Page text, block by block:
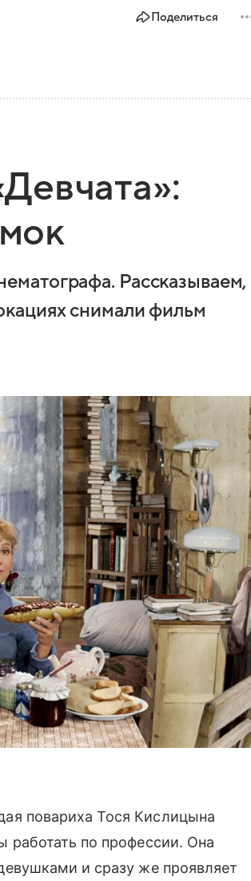
Поделиться
Рассказываем,
снимали фильм
повариха Тося Кислицына
работать по профессии. Она
и сразу же проявляет